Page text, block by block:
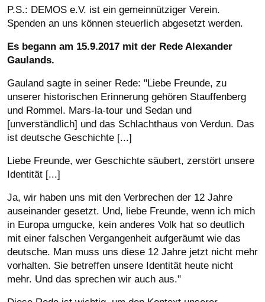
P.S.: DEMOS e.V. ist ein gemeinnütziger Verein.
Spenden an uns können steuerlich abgesetzt werden.
Es begann am 15.9.2017 mit der Rede Alexander
Gaulands.
Gauland sagte in seiner Rede: "Liebe Freunde, zu
unserer historischen Erinnerung gehören Stauffenberg
und Rommel. Mars-la-tour und Sedan und
[unverständlich] und das Schlachthaus von Verdun. Das
ist deutsche Geschichte [...]
Liebe Freunde, wer Geschichte säubert, zerstört unsere
Identität [...]
Ja, wir haben uns mit den Verbrechen der 12 Jahre
auseinander gesetzt. Und, liebe Freunde, wenn ich mich
in Europa umgucke, kein anderes Volk hat so deutlich
mit einer falschen Vergangenheit aufgeräumt wie das
deutsche. Man muss uns diese 12 Jahre jetzt nicht mehr
vorhalten. Sie betreffen unsere Identität heute nicht
mehr. Und das sprechen wir auch aus."